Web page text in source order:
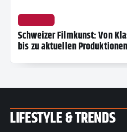
Schweizer Filmkunst: Von
bis zu aktuellen Produktionen
LIFESTYLE & TRENDS